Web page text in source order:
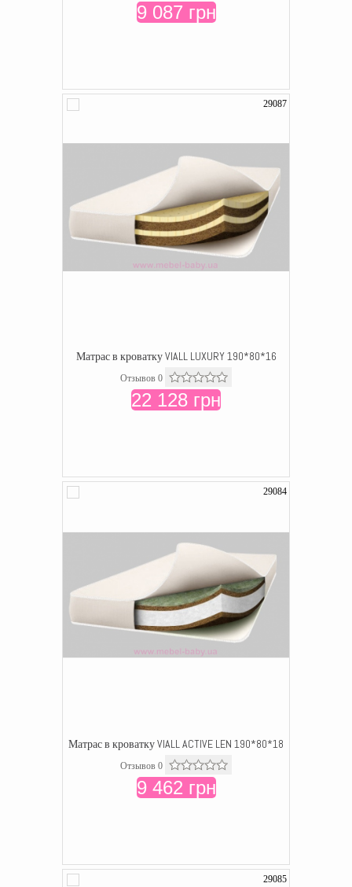
9 087 грн
29087
Матрас в кроватку VIALL LUXURY 190*80*16
Отзывов 0
22 128 грн
29084
Матрас в кроватку VIALL ACTIVE LEN 190*80*18
Отзывов 0
9 462 грн
29085